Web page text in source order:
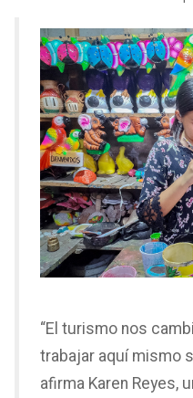
“El turismo nos
trabajar aquí mismo
afirma Karen Reyes,